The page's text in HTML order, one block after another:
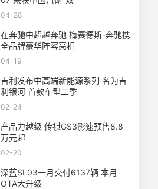
04-28
在奔驰中超越奔驰 梅赛德斯-奔驰携
全品牌豪华阵容亮相
04-19
吉利发布中高端新能源系列 名为吉
利银河 首款车型二季
02-24
产品力越级 传祺GS3影速预售8.8
万元起
02-20
深蓝SL03一月交付6137辆 本月
OTA大升级